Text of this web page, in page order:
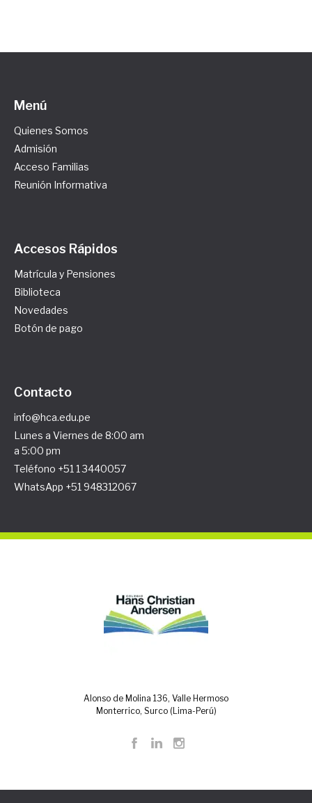
Menú
Quienes Somos
Admisión
Acceso Familias
Reunión Informativa
Accesos Rápidos
Matrícula y Pensiones
Biblioteca
Novedades
Botón de pago
Contacto
info@hca.edu.pe
Lunes a Viernes de 8:00 am
a 5:00 pm
Teléfono +51 1 3440057
WhatsApp +51 948312067
Alonso de Molina 136, Valle Hermoso
Monterrico, Surco (Lima-Perú)